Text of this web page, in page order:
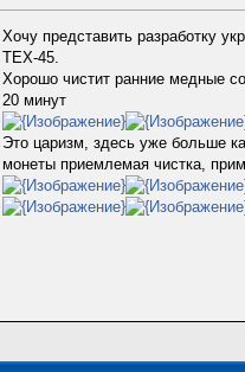
Хочу представить разработку
ТЕХ-45.
Хорошо чистит ранние медные
20 минут
Это царизм, здесь уже больше
монеты приемлемая чистка,